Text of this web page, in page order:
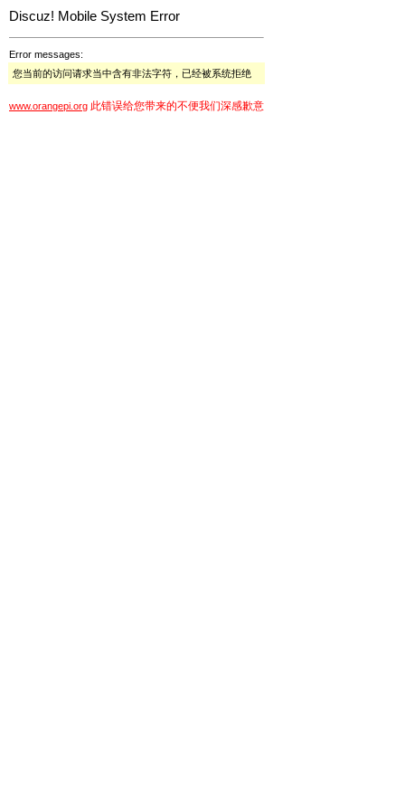
Discuz! Mobile System Error
Error messages:
您当前的访问请求当中含有非法字符，已经被系统拒绝
www.orangepi.org 此错误给您带来的不便我们深感歉意